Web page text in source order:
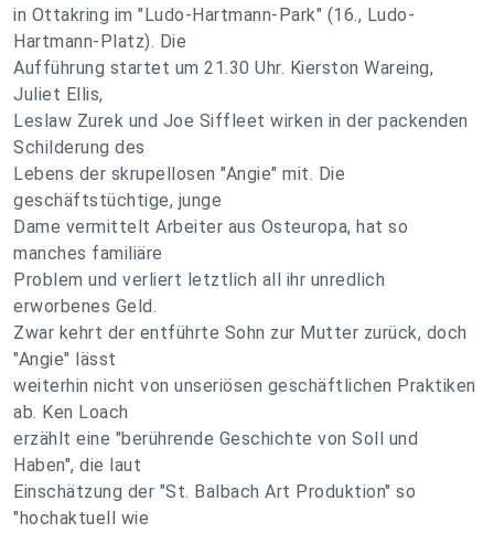
in Ottakring im "Ludo-Hartmann-Park" (16., Ludo-
Hartmann-Platz). Die
Aufführung startet um 21.30 Uhr. Kierston Wareing,
Juliet Ellis,
Leslaw Zurek und Joe Siffleet wirken in der packenden
Schilderung des
Lebens der skrupellosen "Angie" mit. Die
geschäftstüchtige, junge
Dame vermittelt Arbeiter aus Osteuropa, hat so
manches familiäre
Problem und verliert letztlich all ihr unredlich
erworbenes Geld.
Zwar kehrt der entführte Sohn zur Mutter zurück, doch
"Angie" lässt
weiterhin nicht von unseriösen geschäftlichen Praktiken
ab. Ken Loach
erzählt eine "berührende Geschichte von Soll und
Haben", die laut
Einschätzung der "St. Balbach Art Produktion" so
"hochaktuell wie